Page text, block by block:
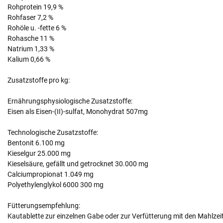
Rohprotein 19,9 %
Rohfaser 7,2 %
Rohöle u. -fette 6 %
Rohasche 11 %
Natrium 1,33 %
Kalium 0,66 %
Zusatzstoffe pro kg:
Ernährungsphysiologische Zusatzstoffe:
Eisen als Eisen-(II)-sulfat, Monohydrat 507mg
Technologische Zusatzstoffe:
Bentonit 6.100 mg
Kieselgur 25.000 mg
Kieselsäure, gefällt und getrocknet 30.000 mg
Calciumpropionat 1.049 mg
Polyethylenglykol 6000 300 mg
Fütterungsempfehlung:
Kautablette zur einzelnen Gabe oder zur Verfütterung mit den